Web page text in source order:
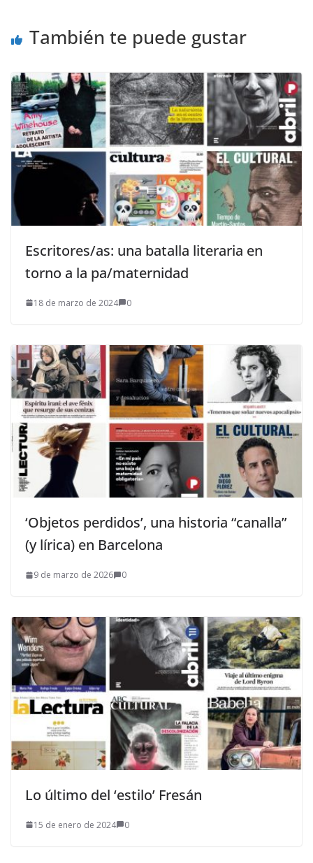
También te puede gustar
Escritores/as: una batalla literaria en
torno a la pa/maternidad
18 de marzo de 2024 0
‘Objetos perdidos’, una historia “canalla”
(y lírica) en Barcelona
9 de marzo de 2026 0
Lo último del ‘estilo’ Fresán
15 de enero de 2024 0